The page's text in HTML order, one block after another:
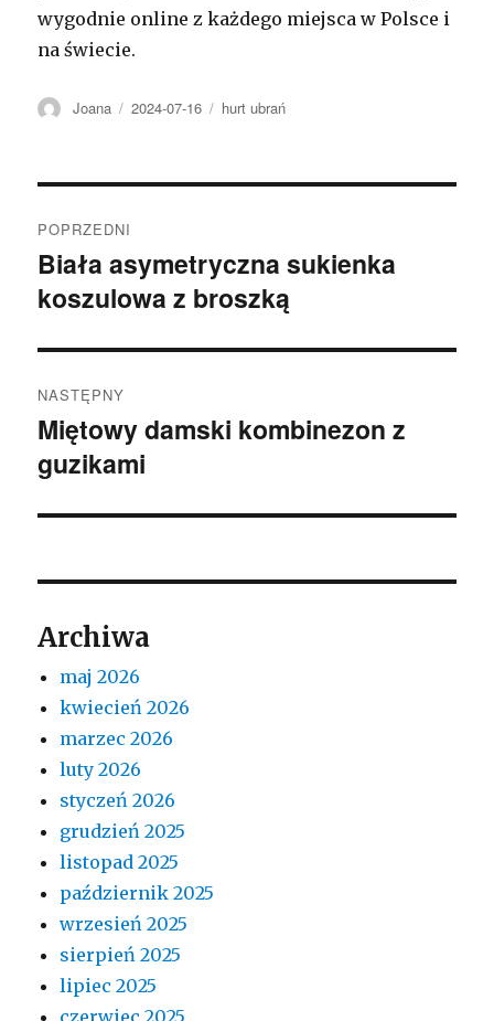
wygodnie online z każdego miejsca w Polsce i
na świecie.
Autor
Joana Opublikowano
2024-07-16 Kategorie
hurt ubrań
wpisu
POPRZEDNI
Poprzedni
wpis:
Biała asymetryczna sukienka
koszulowa z broszką
NASTĘPNY
Następny
wpis:
Miętowy damski kombinezon z
guzikami
Archiwa
maj 2026
kwiecień 2026
marzec 2026
luty 2026
styczeń 2026
grudzień 2025
listopad 2025
październik 2025
wrzesień 2025
sierpień 2025
lipiec 2025
czerwiec 2025